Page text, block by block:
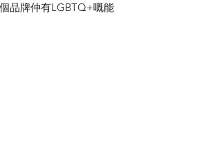
品牌仲有LGBTQ+嘅能